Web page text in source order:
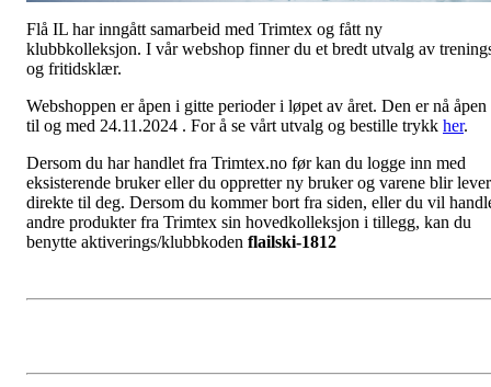
Flå IL har inngått samarbeid med Trimtex og fått ny
klubbkolleksjon. I vår webshop finner du et bredt utvalg av
og fritidsklær.
Webshoppen er åpen i gitte perioder i løpet av året. Den er nå åpen
til og med 24.11.2024 . For å se vårt utvalg og bestille trykk her.
Dersom du har handlet fra Trimtex.no før kan du logge inn med
eksisterende bruker eller du oppretter ny bruker og varene blir
direkte til deg. Dersom du kommer bort fra siden, eller du vil
andre produkter fra Trimtex sin hovedkolleksjon i tillegg, kan du
benytte aktiverings/klubbkoden flailski-1812